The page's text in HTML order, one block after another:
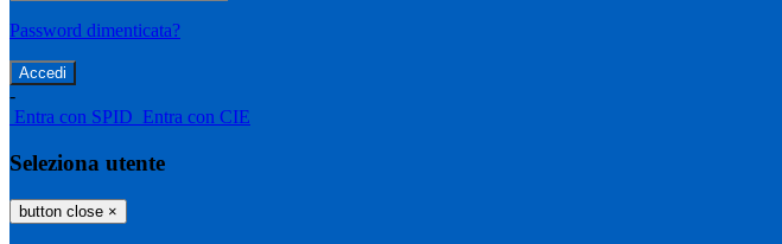
Password dimenticata?
-
Entra con SPID Entra con CIE
Seleziona utente
button close ×